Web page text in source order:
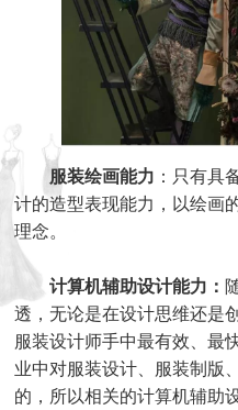
服装绘画能力 ：只有具
计的造型表现能力，以绘画
理念。
计算机辅助设计能力：
透，无论是在设计思维还是
服装设计师手中最有效、最
业中对服装设计、服装制版
的，所以相关的计算机辅助